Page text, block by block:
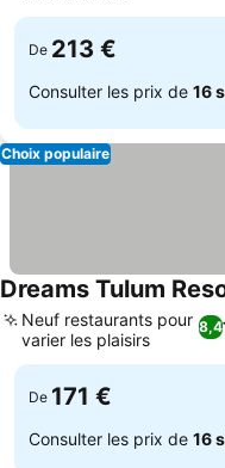
De 213 €
Consulter les prix de 16
Choix populaire
Dreams Tulum
8,4
Neuf restaurants pour
varier les plaisirs
De 171 €
Consulter les prix de 16